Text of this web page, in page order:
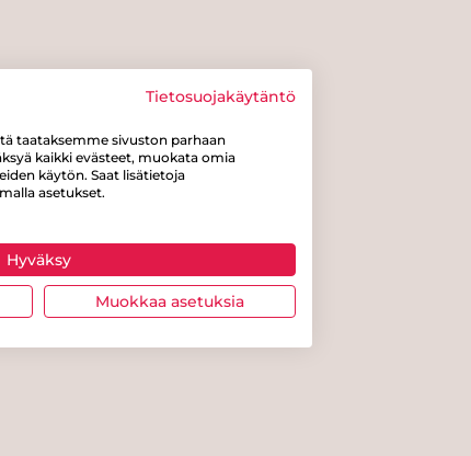
Tietosuojakäytäntö
taataksemme sivuston parhaan
kaikki evästeet, muokata omia
käytön. Saat lisätietoja
asetukset.
Hyväksy
Muokkaa asetuksia